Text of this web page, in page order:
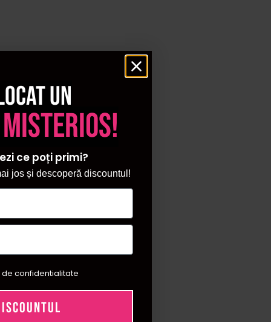
un
ce poți primi?
jos și descoperă discountul!
de confidentialitate